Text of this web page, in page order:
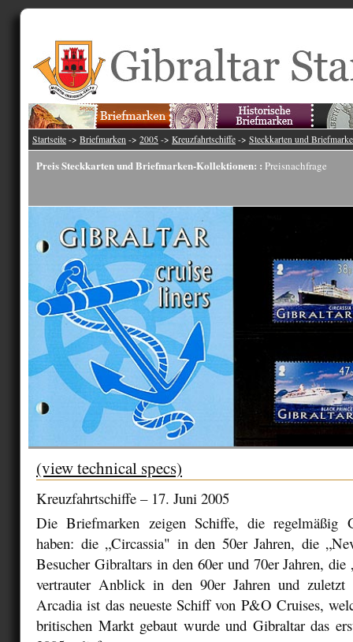
Startseite -> Briefmarken -> 2005 -> Kreuzfahrtschiffe -> Steckkarten und
Preis Steckkarten und Briefmarken-Kollektionen: : Preisnachfrage
(view technical specs)
Kreuzfahrtschiffe – 17. Juni 2005
Die Briefmarken zeigen Schiffe, die regelmäßig
haben: die „Circassia" in den 50er Jahren, die
Besucher Gibraltars in den 60er und 70er Jahren,
vertrauter Anblick in den 90er Jahren und
Arcadia ist das neueste Schiff von P&O Cruises,
britischen Markt gebaut wurde und Gibraltar das